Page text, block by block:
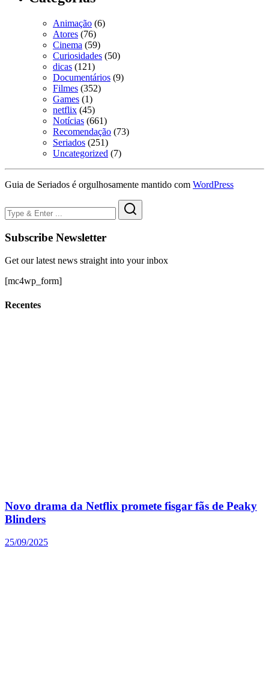
Animação (6)
Atores (76)
Cinema (59)
Curiosidades (50)
dicas (121)
Documentários (9)
Filmes (352)
Games (1)
netflix (45)
Notícias (661)
Recomendação (73)
Seriados (251)
Uncategorized (7)
Guia de Seriados é orgulhosamente mantido com WordPress
Subscribe Newsletter
Get our latest news straight into your inbox
[mc4wp_form]
Recentes
Novo drama da Netflix promete fisgar fãs de Peaky
Blinders
25/09/2025